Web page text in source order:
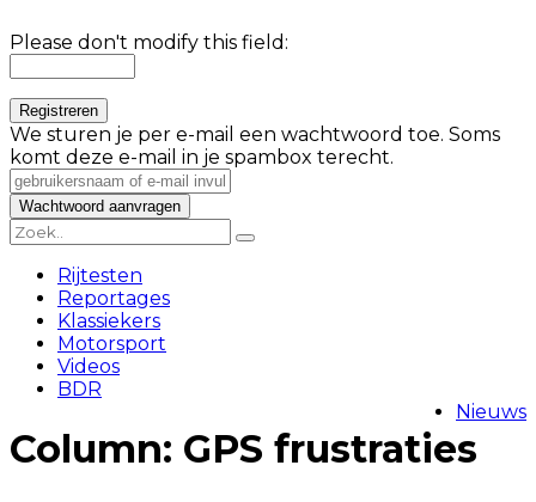
Please don't modify this field:
We sturen je per e-mail een wachtwoord toe. Soms
komt deze e-mail in je spambox terecht.
Rijtesten
Reportages
Klassiekers
Motorsport
Videos
BDR
Nieuws
Column: GPS frustraties